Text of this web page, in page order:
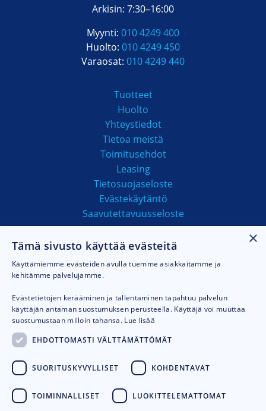
Arkisin: 7:30–16:00
Myynti: 010 4249 400
Huolto: 010 4249 450
Varaosat: 010 4249 440
Tuotteet
Huolto
Yhteystiedot
Tietoa meistä
Toimitusehdot
Leasing
Tietosuojaseloste
Evästekäytäntö
Saavutettavuusseloste
MAKSUTAVAT
×
Tämä sivusto käyttää evästeitä
Käyttämiemme evästeiden avulla tuemme asiakkaitamme ja
kehitämme palvelujamme.
Evästetietojen kerääminen ja tallentaminen tapahtuu palvelun
käyttäjän antaman suostumuksen perusteella. Käyttäjä voi muuttaa
suostumustaan milloin tahansa. Lue lisää
EHDOTTOMASTI VÄLTTÄMÄTTÖMÄT
SUORITUSKYVYLLISET KOHDENTAVAT
TOIMINNALLISET LUOKITTELEMATTOMAT